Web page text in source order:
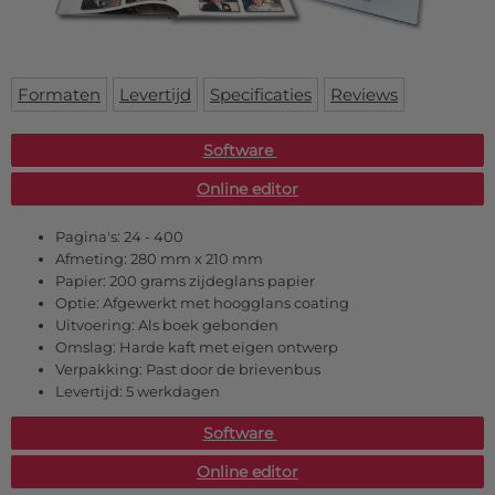
Deurmat
Formaten Levertijd Specificaties Reviews
Software
Online editor
Pagina's: 24 - 400
Afmeting: 280 mm x 210 mm
Papier: 200 grams zijdeglans papier
Optie: Afgewerkt met hoogglans coating
Uitvoering: Als boek gebonden
Omslag: Harde kaft met eigen ontwerp
Verpakking: Past door de brievenbus
Levertijd: 5 werkdagen
Software
Online editor